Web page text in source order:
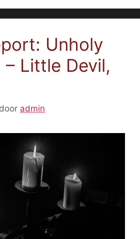
Unholy
Little Devil,
door admin